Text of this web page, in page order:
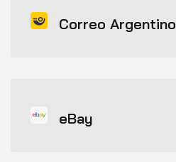
Correo Argentino
eBay